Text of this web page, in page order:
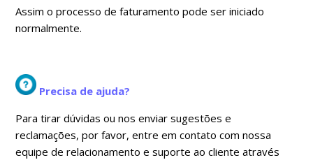
Assim o processo de faturamento pode ser iniciado
normalmente.
Precisa de ajuda?
Para tirar dúvidas ou nos enviar sugestões e
reclamações, por favor, entre em contato com nossa
equipe de relacionamento e suporte ao cliente através